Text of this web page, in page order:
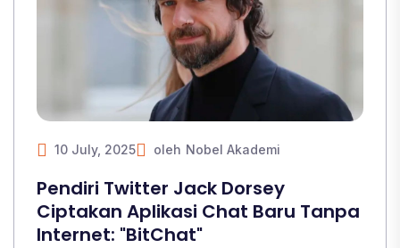
10 July, 2025 oleh Nobel Akademi
Pendiri Twitter Jack Dorsey
Ciptakan Aplikasi Chat Baru Tanpa
Internet: "BitChat"